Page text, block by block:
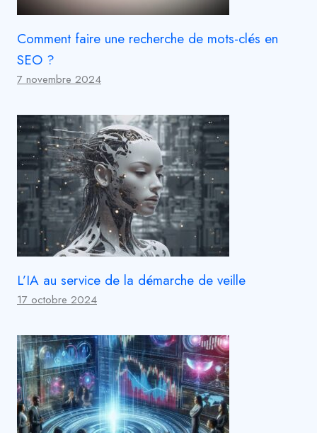
Comment faire une recherche de mots-clés en
SEO ?
7 novembre 2024
L’IA au service de la démarche de veille
17 octobre 2024